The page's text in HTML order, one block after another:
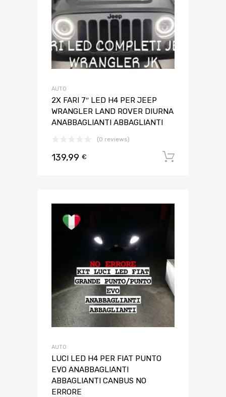
AUTO
2X FARI 7″ LED H4 PER JEEP
WRANGLER LAND ROVER DIURNA
ANABBAGLIANTI ABBAGLIANTI
(0 reviews)
139,99 €
AUTO
LUCI LED H4 PER FIAT PUNTO
EVO ANABBAGLIANTI
ABBAGLIANTI CANBUS NO
ERRORE